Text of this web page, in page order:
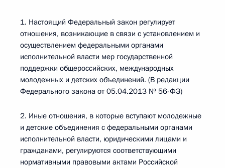
1. Настоящий Федеральный закон регулирует
отношения, возникающие в связи с установлением и
осуществлением федеральными органами
исполнительной власти мер государственной
поддержки общероссийских, международных
молодежных и детских объединений. (В редакции
Федерального закона от 05.04.2013 № 56-ФЗ)
2. Иные отношения, в которые вступают молодежные
и детские объединения с федеральными органами
исполнительной власти, юридическими лицами и
гражданами, регулируются соответствующими
нормативными правовыми актами Российской